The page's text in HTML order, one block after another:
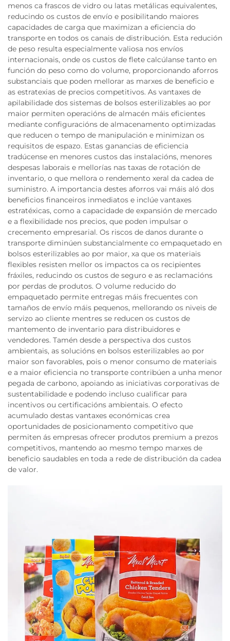
menos ca frascos de vidro ou latas metálicas equivalentes,
reducindo os custos de envío e posibilitando maiores
capacidades de carga que maximizan a eficiencia do
transporte en todos os canais de distribución. Esta redución
de peso resulta especialmente valiosa nos envíos
internacionais, onde os custos de flete calcúlanse tanto en
función do peso como do volume, proporcionando aforros
substanciais que poden mellorar as marxes de beneficio e
as estratexias de precios competitivos. As vantaxes de
apilabilidade dos sistemas de bolsos esterilizables ao por
maior permiten operacións de almacén máis eficientes
mediante configuracións de almacenamento optimizadas
que reducen o tempo de manipulación e minimizan os
requisitos de espazo. Estas ganancias de eficiencia
tradúcense en menores custos das instalacións, menores
despesas laborais e mellorías nas taxas de rotación de
inventario, o que mellora o rendemento xeral da cadea de
suministro. A importancia destes aforros vai máis aló dos
beneficios financeiros inmediatos e inclúe vantaxes
estratéxicas, como a capacidade de expansión de mercado
e a flexibilidade nos precios, que poden impulsar o
crecemento empresarial. Os riscos de danos durante o
transporte diminúen substancialmente co empaquetado en
bolsos esterilizables ao por maior, xa que os materiais
flexibles resisten mellor os impactos ca os recipientes
fráxiles, reducindo os custos de seguro e as reclamacións
por perdas de produtos. O volume reducido do
empaquetado permite entregas máis frecuentes con
tamaños de envío máis pequenos, mellorando os niveis de
servizo ao cliente mentres se reducen os custos de
mantemento de inventario para distribuidores e
vendedores. Tamén desde a perspectiva dos custos
ambientais, as solucións en bolsos esterilizables ao por
maior son favorables, pois o menor consumo de materiais
e a maior eficiencia no transporte contribúen a unha menor
pegada de carbono, apoiando as iniciativas corporativas de
sustentabilidade e podendo incluso cualificar para
incentivos ou certificacións ambientais. O efecto
acumulado destas vantaxes económicas crea
oportunidades de posicionamento competitivo que
permiten ás empresas ofrecer produtos premium a prezos
competitivos, mantendo ao mesmo tempo marxes de
beneficio saudables en toda a rede de distribución da cadea
de valor.